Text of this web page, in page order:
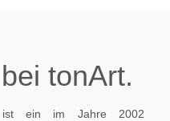
tonArt.
ist ein im Jahre 2002